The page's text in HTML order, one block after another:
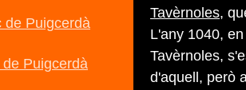
Tavèrnoles,
L'any 1040,
Tavèrnoles,
d'aquell, però